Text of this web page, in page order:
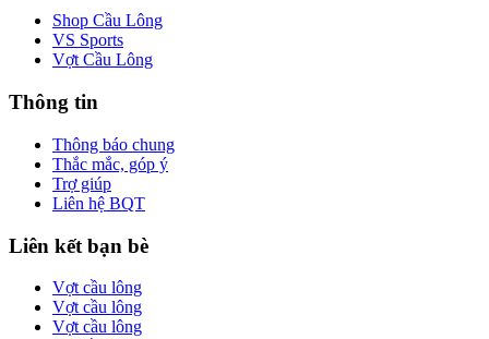
Shop Cầu Lông
VS Sports
Vợt Cầu Lông
Thông tin
Thông báo chung
Thắc mắc, góp ý
Trợ giúp
Liên hệ BQT
Liên kết bạn bè
Vợt cầu lông
Vợt cầu lông
Vợt cầu lông